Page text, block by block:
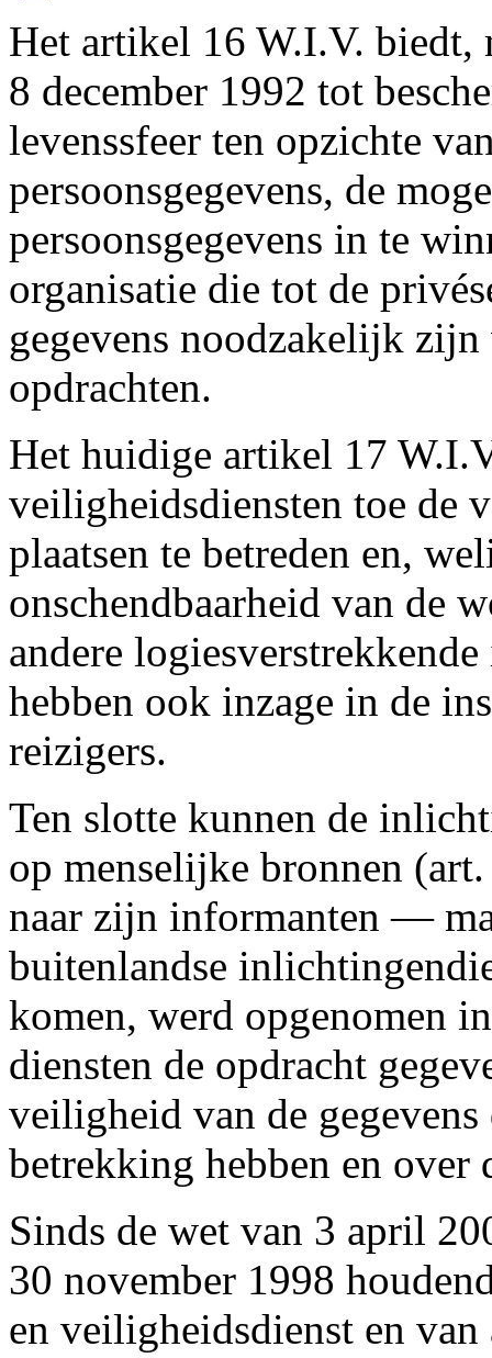
Het artikel 16 W.I.V. biedt,
8 december 1992 tot
levenssfeer ten opzichte
persoonsgegevens, de
persoonsgegevens in te
organisatie die tot de
gegevens noodzakelijk
opdrachten.
Het huidige artikel 17
veiligheidsdiensten toe de
plaatsen te betreden en,
onschendbaarheid van de
andere
hebben ook inzage in de
reizigers.
Ten slotte kunnen de
op menselijke bronnen
naar zijn informanten —
buitenlandse
komen, werd opgenomen
diensten de opdracht
veiligheid van de
betrekking hebben en over
Sinds de wet van 3 april
30 november 1998
en veiligheidsdienst en